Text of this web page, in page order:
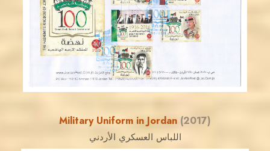
EST. 2007
Military Uniform in Jordan (2017)
اللباس العسكري الأردني